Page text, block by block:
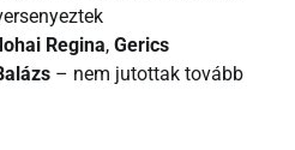
Regina, Gerics
– nem jutottak tovább